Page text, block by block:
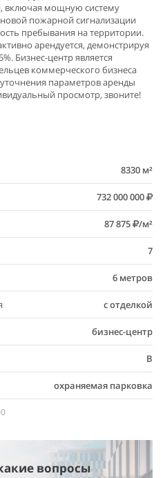
включая мощную систему
пожарной сигнализации
пребывания на территории.
арендуется, демонстрируя
Бизнес-центр является
коммерческого бизнеса
параметров аренды
просмотр, звоните!
8330 м²
732 000 000
87 875 /м²
7
6 метров
с отделкой
бизнес-центр
B
охраняемая парковка
вопросы